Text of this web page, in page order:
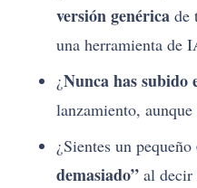
versión genérica de
una herramienta de
¿Nunca has subido
lanzamiento,
¿Sientes un pequeño
demasiado” al decir